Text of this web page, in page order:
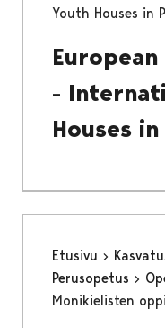
Youth Houses in
-
Houses
Etusivu
Perusopetus
Monikielisten